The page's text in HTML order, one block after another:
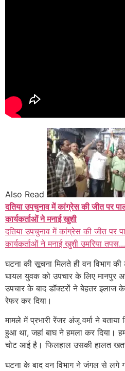
Also Read
दतिया उपचुनाव में कांग्रेस की जीत पर
कार्यकर्ताओं ने मनाई खुशी
दतिया उपचुनाव में कांग्रेस की जीत पर
कार्यकर्ताओं ने मनाई खुशी उमरिया तपस...
घटना की सूचना मिलते ही वन विभाग
घायल युवक को उपचार के लिए मानपुर
उपचार के बाद डॉक्टरों ने बेहतर
रेफर कर दिया।
मामले में प्रभारी रेंजर अंजू वर्मा ने
हुआ था, जहां बाघ ने हमला कर दिया।
चोट आई है। फिलहाल उसकी हालत खतरे
घटना के बाद वन विभाग ने जंगल से लगे